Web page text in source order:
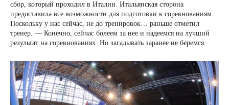
сбор, который проходил в Италии. Итальянская сторона
предоставила все возможности для подготовки к соревнованиям.
Поскольку у нас сейчас, не до тренировок… раньше отметил
тренер. — Конечно, сейчас болеем за нее и надеемся на лучший
результат на соревнованиях. Но загадывать заранее не беремся.